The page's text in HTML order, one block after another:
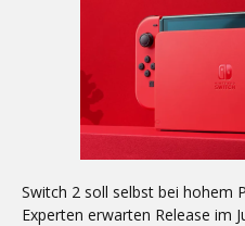
Switch 2 soll selbst bei hohem
Experten erwarten Release im